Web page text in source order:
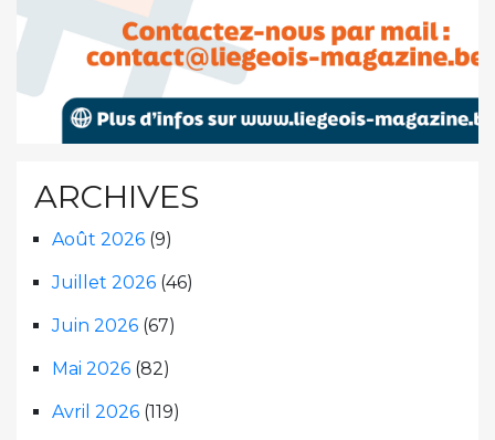
ARCHIVES
Août 2026 (9)
Juillet 2026 (46)
Juin 2026 (67)
Mai 2026 (82)
Avril 2026 (119)